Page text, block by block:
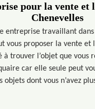
pour la vente et
Chenevelles
entreprise travaillant
vous proposer la vente
trouver l’objet que vous
car elle seule peut
dont vous n’avez